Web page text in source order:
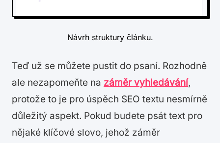
Návrh struktury článku.
Teď už se můžete pustit do psaní. Rozhodně
ale nezapomeňte na záměr vyhledávání,
protože to je pro úspěch SEO textu nesmírně
důležitý aspekt. Pokud budete psát text pro
nějaké klíčové slovo, jehož záměr